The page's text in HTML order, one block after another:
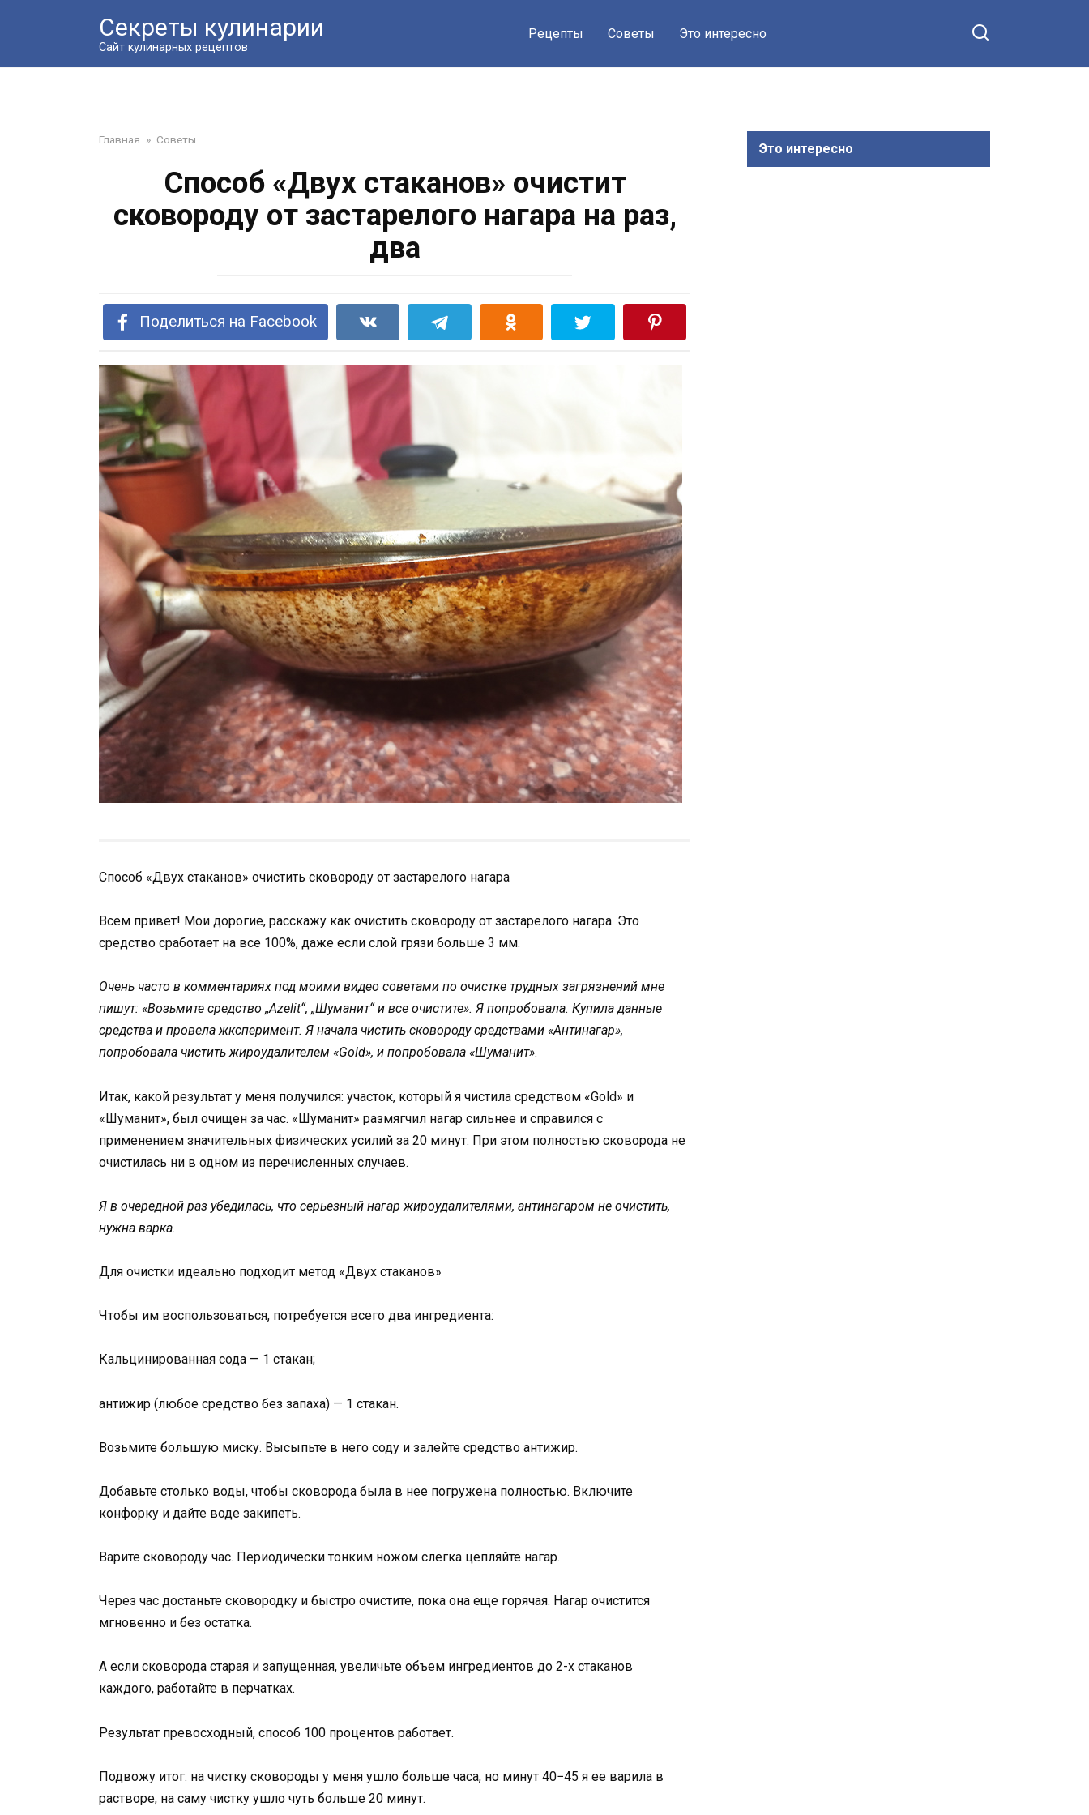
Секреты кулинарии
Сайт кулинарных рецептов
Рецепты Советы Это интересно
Главная » Советы
Способ «Двух стаканов» очистит
сковороду от застарелого нагара на раз,
два
Поделиться на Facebook
Способ «Двух стаканов» очистить сковороду от застарелого нагара
Всем привет! Мои дорогие, расскажу как очистить сковороду от застарелого нагара. Это
средство сработает на все 100%, даже если слой грязи больше 3 мм.
Очень часто в комментариях под моими видео советами по очистке трудных загрязнений мне
пишут: «Возьмите средство „Azelit“, „Шуманит“ и все очистите». Я попробовала. Купила данные
средства и провела жксперимент. Я начала чистить сковороду средствами «Антинагар»,
попробовала чистить жироудалителем «Gold», и попробовала «Шуманит».
Итак, какой результат у меня получился: участок, который я чистила средством «Gold» и
«Шуманит», был очищен за час. «Шуманит» размягчил нагар сильнее и справился с
применением значительных физических усилий за 20 минут. При этом полностью сковорода не
очистилась ни в одном из перечисленных случаев.
Я в очередной раз убедилась, что серьезный нагар жироудалителями, антинагаром не очистить,
нужна варка.
Для очистки идеально подходит метод «Двух стаканов»
Чтобы им воспользоваться, потребуется всего два ингредиента:
Кальцинированная сода — 1 стакан;
антижир (любое средство без запаха) — 1 стакан.
Возьмите большую миску. Высыпьте в него соду и залейте средство антижир.
Добавьте столько воды, чтобы сковорода была в нее погружена полностью. Включите
конфорку и дайте воде закипеть.
Варите сковороду час. Периодически тонким ножом слегка цепляйте нагар.
Через час достаньте сковородку и быстро очистите, пока она еще горячая. Нагар очистится
мгновенно и без остатка.
А если сковорода старая и запущенная, увеличьте объем ингредиентов до 2-х стаканов
каждого, работайте в перчатках.
Результат превосходный, способ 100 процентов работает.
Подвожу итог: на чистку сковороды у меня ушло больше часа, но минут 40−45 я ее варила в
растворе, на саму чистку ушло чуть больше 20 минут.
Это интересно